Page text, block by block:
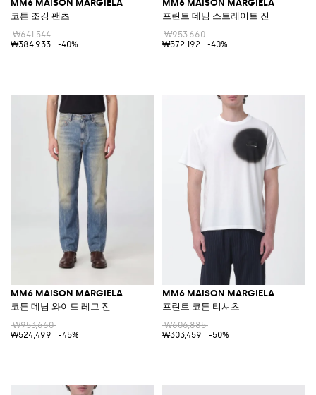
MM6 MAISON MARGIELA
코튼 조깅 팬츠
₩641,544
₩384,933
-40%
MM6 MAISON MARGIELA
프린트 데님 스트레이트 진
₩953,660
₩572,192
-40%
MM6 MAISON MARGIELA
코튼 데님 와이드 레그 진
₩953,660
₩524,499
-45%
MM6 MAISON MARGIELA
프린트 코튼 티셔츠
₩606,885
₩303,459
-50%